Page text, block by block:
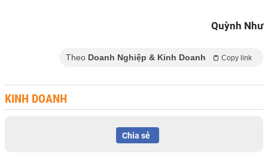
Quỳnh Như
Theo Doanh Nghiệp & Kinh Doanh Copy link
KINH DOANH
Chia sẻ